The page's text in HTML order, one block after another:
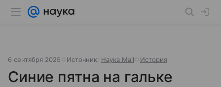
6 сентября 2025 Источник: Наука Mail История
Синие пятна на гальке